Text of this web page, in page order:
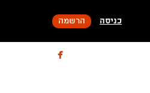
כניסה הרשמה
